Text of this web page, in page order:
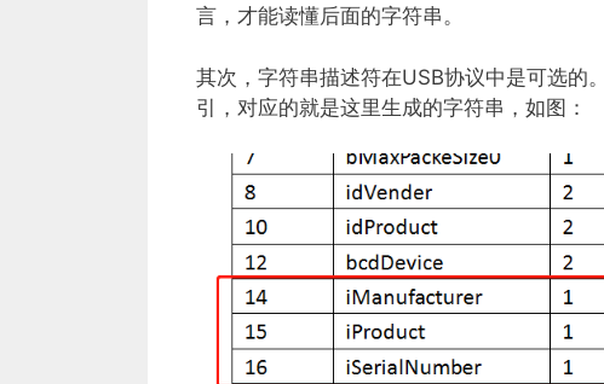
言，才能读懂后面的字符串。
其次，字符串描述符在USB协议中是可选的
引，对应的就是这里生成的字符串，如图：